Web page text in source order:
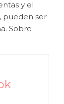
y el
pueden ser
Sobre